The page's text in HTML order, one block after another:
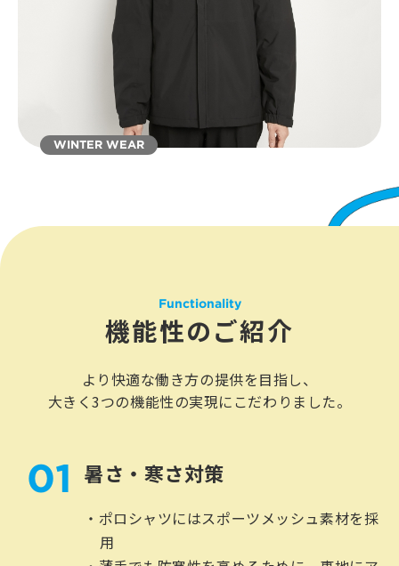
WINTER WEAR
Functionality
機能性のご紹介
より快適な働き方の提供を目指し、
大きく3つの機能性の実現にこだわりました。
01 暑さ・寒さ対策
ポロシャツにはスポーツメッシュ素材を採
用